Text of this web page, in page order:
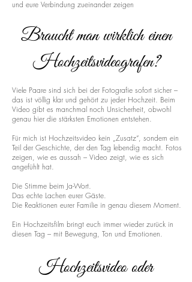
und eure Verbindung zueinander zeigen
Braucht man wirklich einen
Hochzeitsvideografen?
Viele Paare sind sich bei der Fotografie sofort sicher –
das ist völlig klar und gehört zu jeder Hochzeit. Beim
Video gibt es manchmal noch Unsicherheit, obwohl
genau hier die stärksten Emotionen entstehen.
Für mich ist Hochzeitsvideo kein „Zusatz“, sondern ein
Teil der Geschichte, der den Tag lebendig macht. Fotos
zeigen, wie es aussah – Video zeigt, wie es sich
angefühlt hat.
Die Stimme beim Ja-Wort.
Das echte Lachen eurer Gäste.
Die Reaktionen eurer Familie in genau diesem Moment.
Ein Hochzeitsfilm bringt euch immer wieder zurück in
diesen Tag – mit Bewegung, Ton und Emotionen.
Hochzeitsvideo oder